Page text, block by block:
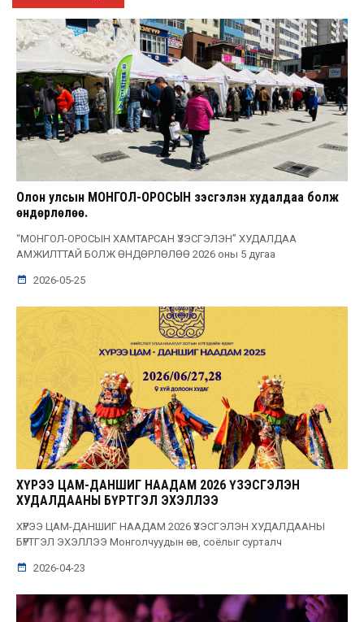
Олон улсын МОНГОЛ-ОРОСЫН үзэсгэлэн худалдаа болж
өндөрлөлөө.
“МОНГОЛ-ОРОСЫН ХАМТАРСАН ҮЗЭСГЭЛЭН” ХУДАЛДАА
АМЖИЛТТАЙ БОЛЖ ӨНДӨРЛӨЛӨӨ 2026 оны 5 дугаа
2026-05-25
ХҮРЭЭ ЦАМ-ДАНШИГ НААДАМ 2026 ҮЗЭСГЭЛЭН
ХУДАЛДААНЫ БҮРТГЭЛ ЭХЭЛЛЭЭ
ХҮРЭЭ ЦАМ-ДАНШИГ НААДАМ 2026 ҮЗЭСГЭЛЭН ХУДАЛДААНЫ
БҮРТГЭЛ ЭХЭЛЛЭЭ Монголчуудын өв, соёлыг сурталч
2026-04-23